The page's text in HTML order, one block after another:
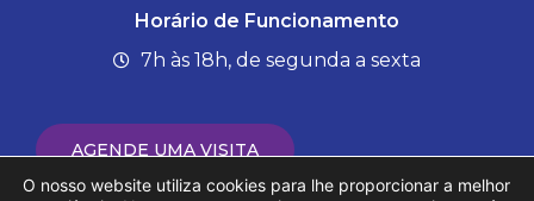
Horário de Funcionamento
7h às 18h, de segunda a sexta
AGENDE UMA VISITA
O nosso website utiliza cookies para lhe proporcionar a melhor